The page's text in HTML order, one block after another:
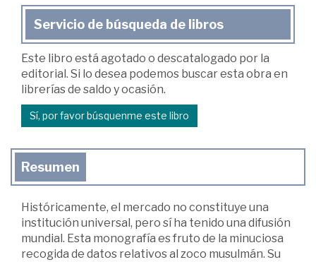
Servicio de búsqueda de libros
Este libro está agotado o descatalogado por la
editorial. Si lo desea podemos buscar esta obra en
librerías de saldo y ocasión.
Sí, por favor búsquenme este libro
Resumen
Históricamente, el mercado no constituye una
institución universal, pero sí ha tenido una difusión
mundial. Esta monografía es fruto de la minuciosa
recogida de datos relativos al zoco musulmán. Su